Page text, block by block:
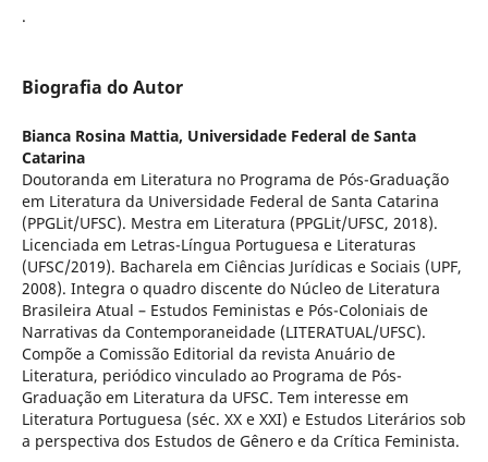
.
Biografia do Autor
Bianca Rosina Mattia, Universidade Federal de Santa
Catarina
Doutoranda em Literatura no Programa de Pós-Graduação
em Literatura da Universidade Federal de Santa Catarina
(PPGLit/UFSC). Mestra em Literatura (PPGLit/UFSC, 2018).
Licenciada em Letras-Língua Portuguesa e Literaturas
(UFSC/2019). Bacharela em Ciências Jurídicas e Sociais (UPF,
2008). Integra o quadro discente do Núcleo de Literatura
Brasileira Atual – Estudos Feministas e Pós-Coloniais de
Narrativas da Contemporaneidade (LITERATUAL/UFSC).
Compõe a Comissão Editorial da revista Anuário de
Literatura, periódico vinculado ao Programa de Pós-
Graduação em Literatura da UFSC. Tem interesse em
Literatura Portuguesa (séc. XX e XXI) e Estudos Literários sob
a perspectiva dos Estudos de Gênero e da Crítica Feminista.